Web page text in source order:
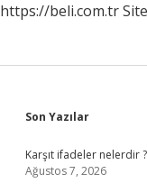
https://beli.com.tr
Sidebar
Son Yazılar
Karşıt ifadeler nelerdir ?
Ağustos 7, 2026